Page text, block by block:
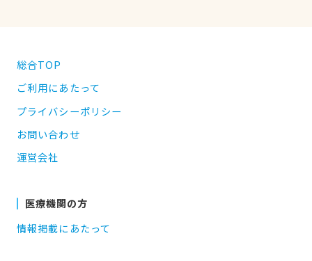
総合TOP
ご利用にあたって
プライバシーポリシー
お問い合わせ
運営会社
医療機関の方
情報掲載にあたって